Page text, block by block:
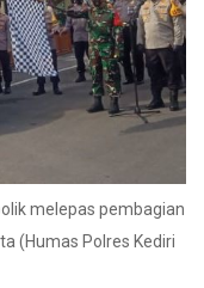
melepas pembagian
(Humas Polres Kediri